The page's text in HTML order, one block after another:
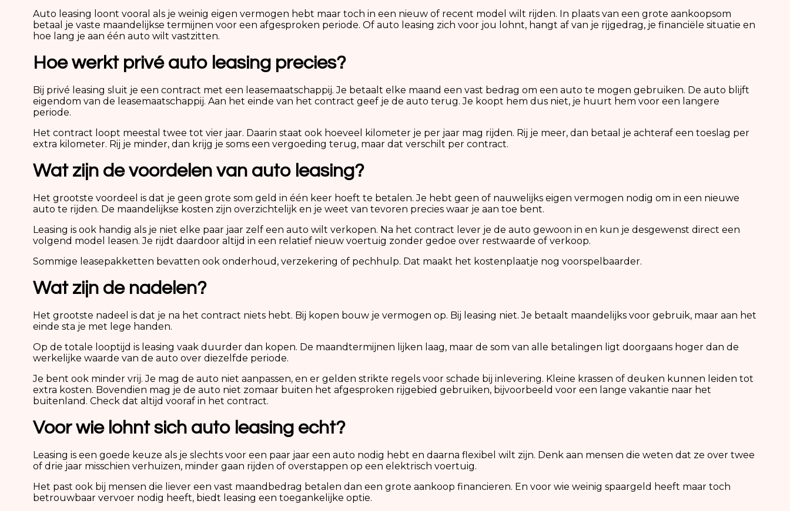
Auto leasing loont vooral als je weinig eigen vermogen hebt maar toch in een nieuw of recent model wilt rijden. In plaats van een grote aankoopsom
betaal je vaste maandelijkse termijnen voor een afgesproken periode. Of auto leasing zich voor jou lohnt, hangt af van je rijgedrag, je financiële situatie en
hoe lang je aan één auto wilt vastzitten.
Hoe werkt privé auto leasing precies?
Bij privé leasing sluit je een contract met een leasemaatschappij. Je betaalt elke maand een vast bedrag om een auto te mogen gebruiken. De auto blijft
eigendom van de leasemaatschappij. Aan het einde van het contract geef je de auto terug. Je koopt hem dus niet, je huurt hem voor een langere
periode.
Het contract loopt meestal twee tot vier jaar. Daarin staat ook hoeveel kilometer je per jaar mag rijden. Rij je meer, dan betaal je achteraf een toeslag per
extra kilometer. Rij je minder, dan krijg je soms een vergoeding terug, maar dat verschilt per contract.
Wat zijn de voordelen van auto leasing?
Het grootste voordeel is dat je geen grote som geld in één keer hoeft te betalen. Je hebt geen of nauwelijks eigen vermogen nodig om in een nieuwe
auto te rijden. De maandelijkse kosten zijn overzichtelijk en je weet van tevoren precies waar je aan toe bent.
Leasing is ook handig als je niet elke paar jaar zelf een auto wilt verkopen. Na het contract lever je de auto gewoon in en kun je desgewenst direct een
volgend model leasen. Je rijdt daardoor altijd in een relatief nieuw voertuig zonder gedoe over restwaarde of verkoop.
Sommige leasepakketten bevatten ook onderhoud, verzekering of pechhulp. Dat maakt het kostenplaatje nog voorspelbaarder.
Wat zijn de nadelen?
Het grootste nadeel is dat je na het contract niets hebt. Bij kopen bouw je vermogen op. Bij leasing niet. Je betaalt maandelijks voor gebruik, maar aan het
einde sta je met lege handen.
Op de totale looptijd is leasing vaak duurder dan kopen. De maandtermijnen lijken laag, maar de som van alle betalingen ligt doorgaans hoger dan de
werkelijke waarde van de auto over diezelfde periode.
Je bent ook minder vrij. Je mag de auto niet aanpassen, en er gelden strikte regels voor schade bij inlevering. Kleine krassen of deuken kunnen leiden tot
extra kosten. Bovendien mag je de auto niet zomaar buiten het afgesproken rijgebied gebruiken, bijvoorbeeld voor een lange vakantie naar het
buitenland. Check dat altijd vooraf in het contract.
Voor wie lohnt sich auto leasing echt?
Leasing is een goede keuze als je slechts voor een paar jaar een auto nodig hebt en daarna flexibel wilt zijn. Denk aan mensen die weten dat ze over twee
of drie jaar misschien verhuizen, minder gaan rijden of overstappen op een elektrisch voertuig.
Het past ook bij mensen die liever een vast maandbedrag betalen dan een grote aankoop financieren. En voor wie weinig spaargeld heeft maar toch
betrouwbaar vervoer nodig heeft, biedt leasing een toegankelijke optie.